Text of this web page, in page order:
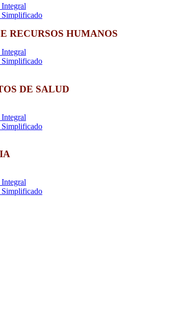
Simplificado
RECURSOS HUMANOS
Simplificado
DE SALUD
Simplificado
Simplificado